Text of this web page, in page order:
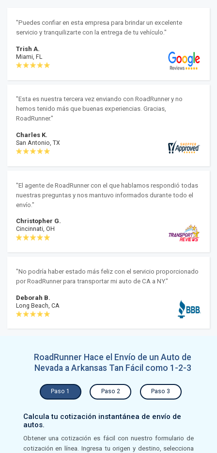
"Puedes confiar en esta empresa para brindar un excelente
servicio y tranquilizarte con la entrega de tu vehículo."
Trish A.
Miami, FL
"Esta es nuestra tercera vez enviando con RoadRunner y no
hemos tenido más que buenas experiencias. Gracias,
RoadRunner."
Charles K.
San Antonio, TX
"El agente de RoadRunner con el que hablamos respondió todas
nuestras preguntas y nos mantuvo informados durante todo el
envío."
Christopher G.
Cincinnati, OH
"No podría haber estado más feliz con el servicio proporcionado
por RoadRunner para transportar mi auto de CA a NY."
Deborah B.
Long Beach, CA
RoadRunner Hace el Envío de un Auto de
Nevada a Arkansas Tan Fácil como 1-2-3
Paso 1 Paso 2 Paso 3
Calcula tu cotización instantánea de envío de
autos.
Obtener una cotización es fácil con nuestro formulario de
cotización en línea. Ingresa tu origen y destino, selecciona